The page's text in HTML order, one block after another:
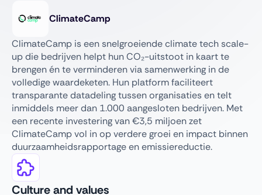
ClimateCamp
ClimateCamp is een snelgroeiende climate tech scale-
up die bedrijven helpt hun CO₂-uitstoot in kaart te
brengen én te verminderen via samenwerking in de
volledige waardeketen. Hun platform faciliteert
transparante datadeling tussen organisaties en telt
inmiddels meer dan 1.000 aangesloten bedrijven. Met
een recente investering van €3,5 miljoen zet
ClimateCamp vol in op verdere groei en impact binnen
duurzaamheidsrapportage en emissiereductie.
Culture and values